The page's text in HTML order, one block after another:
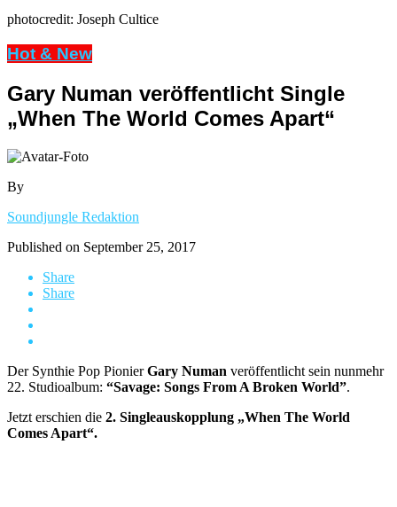
photocredit: Joseph Cultice
Hot & New
Gary Numan veröffentlicht Single
„When The World Comes Apart“
By
Soundjungle Redaktion
Published on September 25, 2017
Share
Share
Der Synthie Pop PionierGary Numan veröffentlicht sein nunmehr
22. Studioalbum: “Savage: Songs From A Broken World”.
Jetzt erschien die 2. Singleauskopplung „When The World
Comes Apart“.